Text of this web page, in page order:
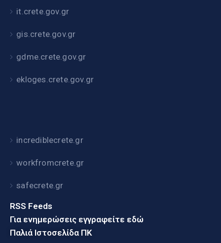
it.crete.gov.gr
gis.crete.gov.gr
gdme.crete.gov.gr
ekloges.crete.gov.gr
incrediblecrete.gr
workfromcrete.gr
safecrete.gr
RSS Feeds
Για ενημερώσεις εγγραφείτε εδώ
Παλιά Ιστοσελίδα ΠΚ